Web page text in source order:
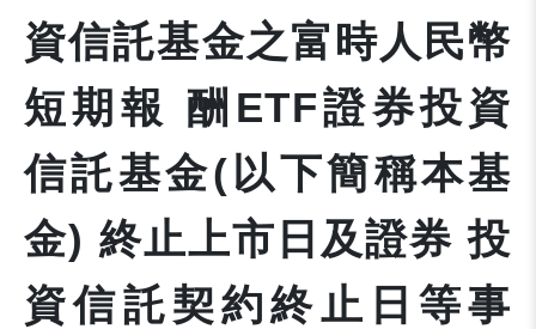
資信託基金之富時人民幣
短期報 酬ETF證券投資
信託基金(以下簡稱本基
金) 終止上市日及證券 投
資信託契約終止日等事